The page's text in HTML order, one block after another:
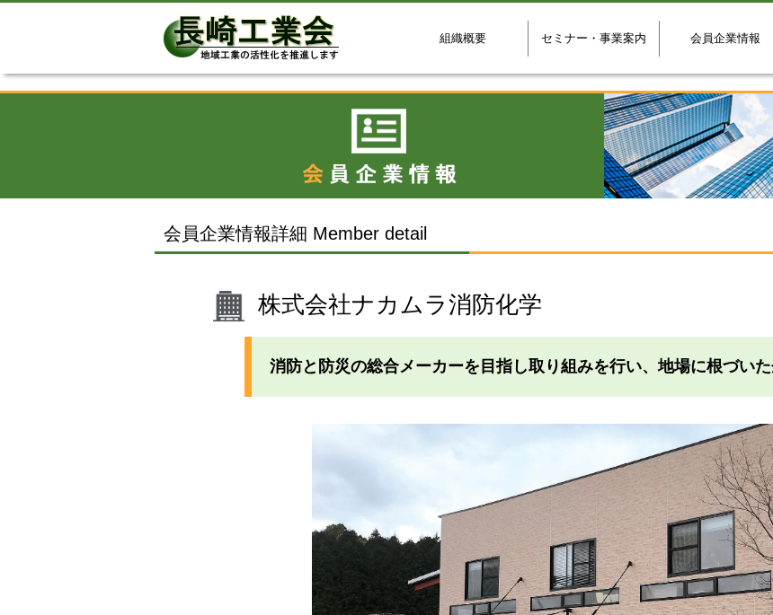
組織概要 セミナー・事業案内 会員企業情報
会員企業情報詳細 Member detail
株式会社ナカムラ消防化学
消防と防災の総合メーカーを目指し取り組みを行い、地場に根づいた